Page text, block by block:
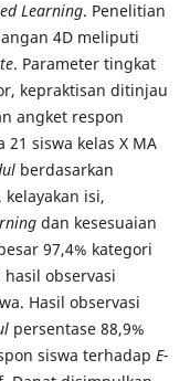
Learning. Penelitian
4D meliputi
. Parameter tingkat
kepraktisan ditinjau
angket respon
siswa kelas X MA
berdasarkan
isi,
dan kesesuaian
97,4% kategori
observasi
Hasil observasi
persentase 88,9%
siswa terhadap E-